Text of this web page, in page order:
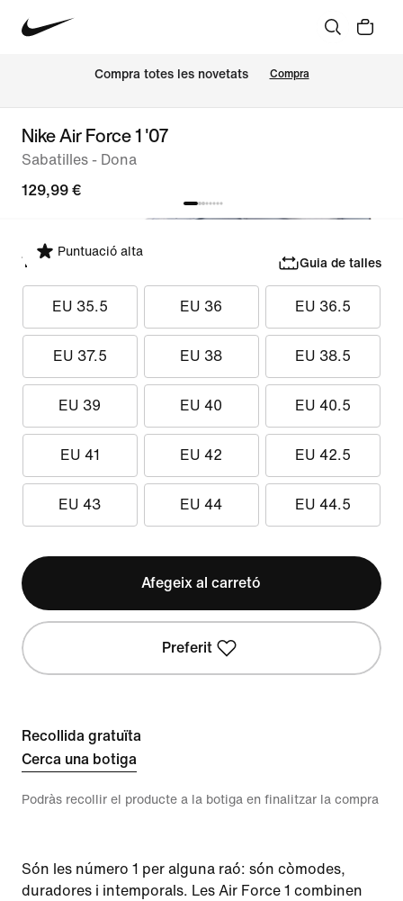
Compra totes les novetats Compra
Nike Air Force 1 '07
Sabatilles - Dona
129,99 €
Puntuació alta
Tria una talla Guia de talles
EU 35.5 EU 36 EU 36.5
EU 37.5 EU 38 EU 38.5
EU 39 EU 40 EU 40.5
EU 41 EU 42 EU 42.5
EU 43 EU 44 EU 44.5
Afegeix al carretó
Preferit
Recollida gratuïta
Cerca una botiga
Podràs recollir el producte a la botiga en finalitzar la compra
Són les número 1 per alguna raó: són còmodes,
duradores i intemporals. Les Air Force 1 combinen